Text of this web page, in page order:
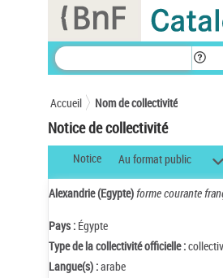
Accueil Nom de collectivité
Notice de collectivité
Notice Au format public
Alexandrie (Egypte)forme courante
Pays : Égypte
Type de la collectivité officielle :
Langue(s) :arabe
Panneau de gestion des cookies